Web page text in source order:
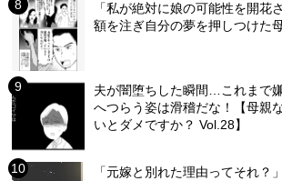
「私が絶対に娘の可能性を開
額を注ぎ自分の夢を押しつけた
夫が闇堕ちした瞬間…これまで
へつらう姿は滑稽だな！【母親
いとダメですか？ Vol.28】
「元嫁と別れた理由ってそれ？